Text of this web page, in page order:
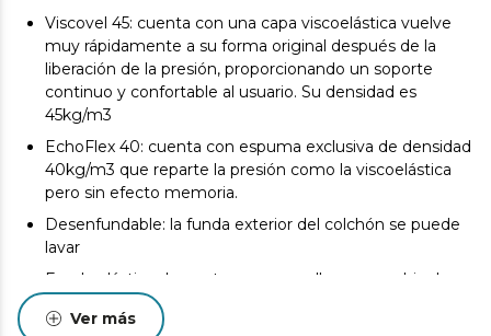
Viscovel 45: cuenta con una capa viscoelástica vuelve
muy rápidamente a su forma original después de la
liberación de la presión, proporcionando un soporte
continuo y confortable al usuario. Su densidad es
45kg/m3
EchoFlex 40: cuenta con espuma exclusiva de densidad
40kg/m3 que reparte la presión como la viscoelástica
pero sin efecto memoria.
Desenfundable: la funda exterior del colchón se puede
lavar
Funda elástica de punto con cremallera para subir el
núcleo del colchón, cuya función principal es proteger al
colchón cuando la funda exterior se retira para su lavado
Ver más